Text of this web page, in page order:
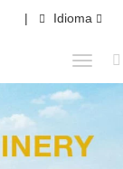
| Idioma